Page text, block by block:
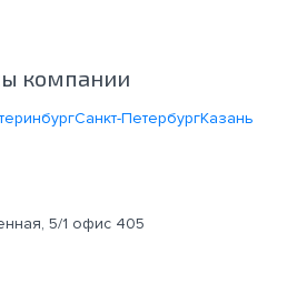
компании
Санкт-ПетербургКазань
5/1 офис 405